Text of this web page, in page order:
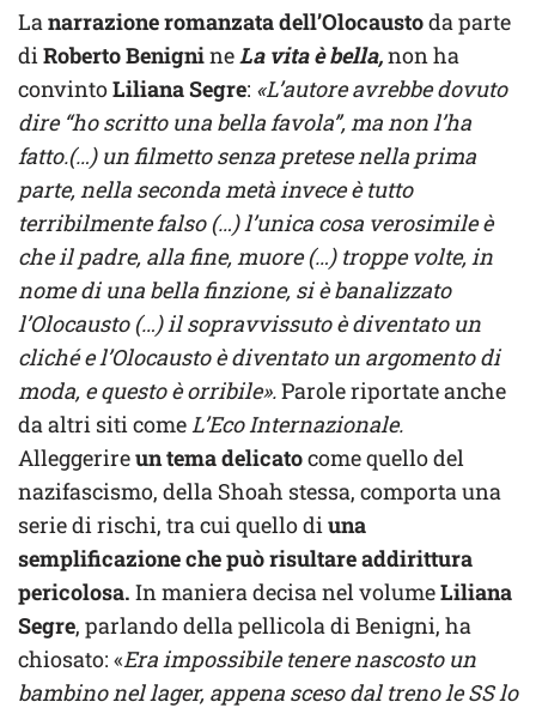
La narrazione romanzata dell’Olocaustoda parte
di Roberto Benignine La vita è bella,non ha
convintoLiliana Segre: «L’autore avrebbe dovuto
dire “ho scritto una bella favola”, ma non l’ha
fatto.(…) un filmetto senza pretese nella prima
parte, nella seconda metà invece è tutto
terribilmente falso (…) l’unica cosa verosimile è
che il padre, alla fine, muore (…) troppe volte, in
nome di una bella finzione, si è banalizzato
l’Olocausto (…) il sopravvissuto è diventato un
cliché e l’Olocausto è diventato un argomento di
moda, e questo è orribile».Parole riportate anche
da altri siti come L’Eco Internazionale.
Alleggerireun tema delicatocome quello del
nazifascismo, della Shoah stessa, comporta una
serie di rischi, tra cui quello di una
semplificazione che può risultare addirittura
pericolosa. In maniera decisa nel volumeLiliana
Segre, parlando della pellicola di Benigni, ha
chiosato: «Era impossibile tenere nascosto un
bambino nel lager, appena sceso dal treno le SS lo